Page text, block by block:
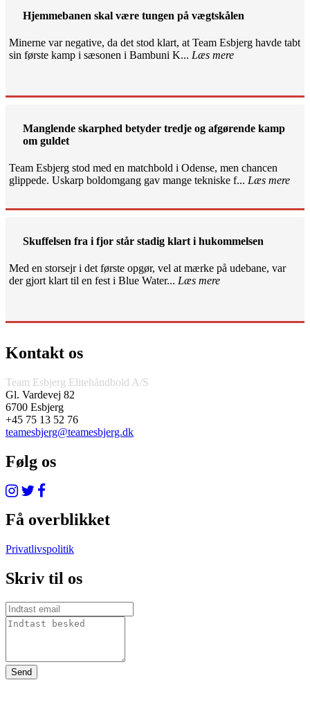
Hjemmebanen skal være tungen på vægtskålen
Minerne var negative, da det stod klart, at Team Esbjerg havde tabt
sin første kamp i sæsonen i Bambuni K... Læs mere
Manglende skarphed betyder tredje og afgørende kamp
om guldet
Team Esbjerg stod med en matchbold i Odense, men chancen
glippede. Uskarp boldomgang gav mange tekniske f... Læs mere
Skuffelsen fra i fjor står stadig klart i hukommelsen
Med en storsejr i det første opgør, vel at mærke på udebane, var
der gjort klart til en fest i Blue Water... Læs mere
Kontakt os
Team Esbjerg Elitehåndbold A/S
Gl. Vardevej 82
6700 Esbjerg
+45 75 13 52 76
teamesbjerg@teamesbjerg.dk
Følg os
Få overblikket
Privatlivspolitik
Skriv til os